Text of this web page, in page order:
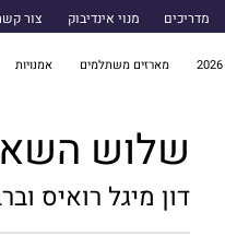
מדריכים מנוי אינדיבוק צור
מארזים משתלמים אמנויות
שלוש
דון מיגל רואיס